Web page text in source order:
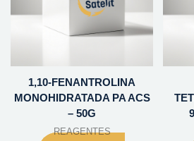
1,10-FENANTROLINA
MONOHIDRATADA PA ACS
– 50G
REAGENTES